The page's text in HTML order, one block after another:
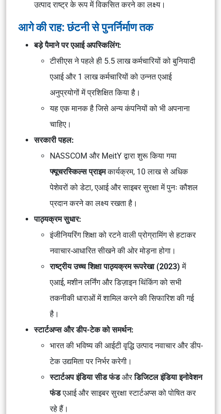
उत्पाद राष्ट्रके रूप में विकसित करने का लक्ष्य।
आगे की राह: छंटनी से पुनर्निर्माण तक
बड़े पैमाने पर एआई अपस्किलिंग:
टीसीएस ने पहले ही 5.5 लाख कर्मचारियोंकोबुनियादी
एआईऔर 1 लाख कर्मचारियोंकोउन्नत एआई
अनुप्रयोगोंमें प्रशिक्षित किया है।
यह एक मानक है जिसे अन्य कंपनियों को भी अपनाना
चाहिए।
सरकारी पहल:
NASSCOM और MeitYद्वारा शुरू किया गया
फ्यूचरस्किल्स प्राइमकार्यक्रम, 10 लाख से अधिक
पेशेवरोंकोडेटा, एआई और साइबर सुरक्षामें पुनः कौशल
प्रदान करने का लक्ष्य रखता है।
पाठ्यक्रम सुधार:
इंजीनियरिंग शिक्षा कोरटने वाली प्रोग्रामिंगसे हटाकर
नवाचार-आधारित सीखनेकी ओर मोड़ना होगा।
राष्ट्रीय उच्च शिक्षा पाठ्यक्रम रूपरेखा (2023) में
एआई, मशीन लर्निंग और डिज़ाइन थिंकिंगको सभी
तकनीकी धाराओं में शामिल करने की सिफारिश की गई
है।
स्टार्टअप्स और डीप-टेक को समर्थन:
भारत की भविष्य की आईटी वृद्धिउत्पाद नवाचार और डीप-
टेक उद्यमितापर निर्भर करेगी।
स्टार्टअप इंडिया सीड फंडऔरडिजिटल इंडिया इनोवेशन
फंडएआई और साइबर सुरक्षा स्टार्टअप्स को पोषित कर
रहे हैं।